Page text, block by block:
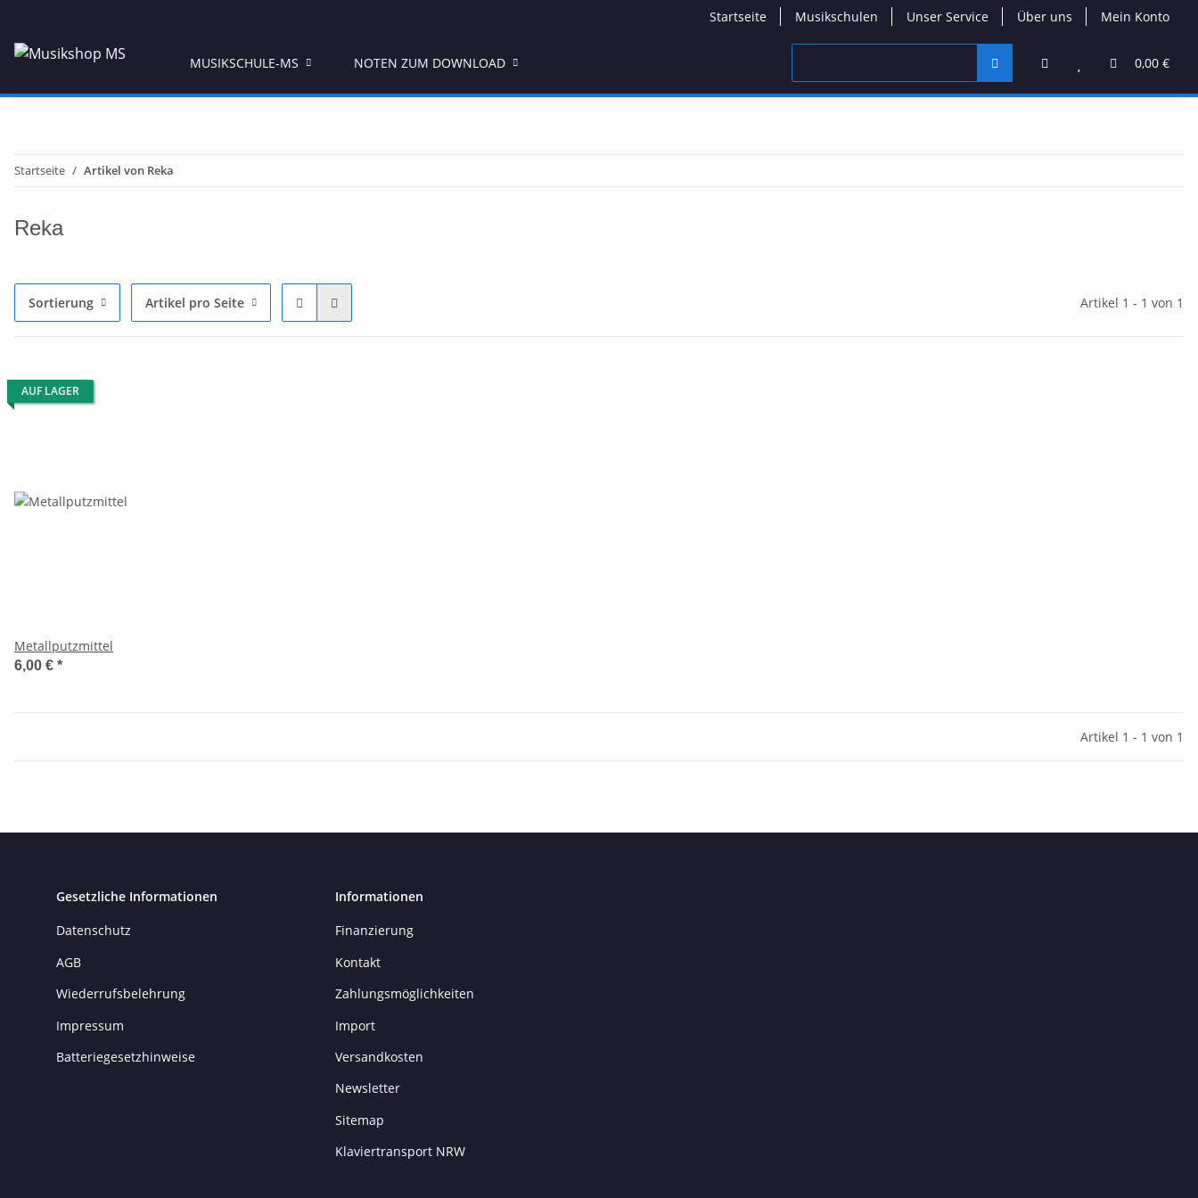
Startseite Musikschulen Unser Service Über uns Mein Konto
0,00 €
MUSIKSCHULE-MS NOTEN ZUM DOWNLOAD
Startseite Artikel von Reka
Reka
Sortierung Artikel pro Seite Artikel 1 - 1 von 1
AUF LAGER
Metallputzmittel
6,00 € *
Artikel 1 - 1 von 1
Gesetzliche Informationen
Datenschutz
AGB
Wiederrufsbelehrung
Impressum
Batteriegesetzhinweise
Informationen
Finanzierung
Kontakt
Zahlungsmöglichkeiten
Import
Versandkosten
Newsletter
Sitemap
Klaviertransport NRW